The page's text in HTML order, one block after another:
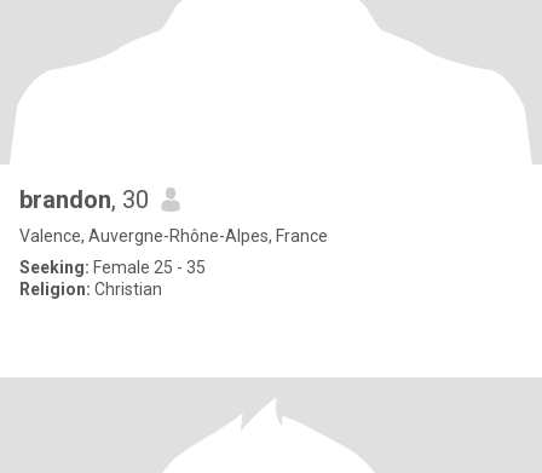
brandon, 30
Valence, Auvergne-Rhône-Alpes, France
Seeking: Female 25 - 35
Religion: Christian